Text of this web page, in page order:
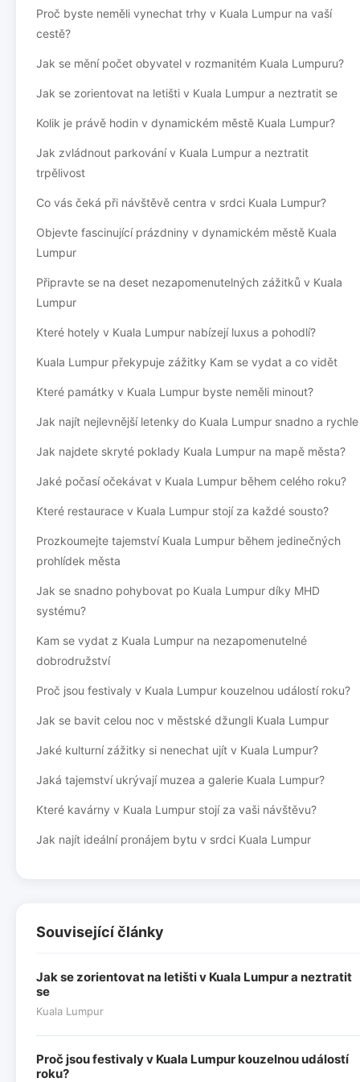
Proč byste neměli vynechat trhy v Kuala Lumpur na vaší
cestě?
Jak se mění počet obyvatel v rozmanitém Kuala Lumpuru?
Jak se zorientovat na letišti v Kuala Lumpur a neztratit se
Kolik je právě hodin v dynamickém městě Kuala Lumpur?
Jak zvládnout parkování v Kuala Lumpur a neztratit
trpělivost
Co vás čeká při návštěvě centra v srdci Kuala Lumpur?
Objevte fascinující prázdniny v dynamickém městě Kuala
Lumpur
Připravte se na deset nezapomenutelných zážitků v Kuala
Lumpur
Které hotely v Kuala Lumpur nabízejí luxus a pohodlí?
Kuala Lumpur překypuje zážitky Kam se vydat a co vidět
Které památky v Kuala Lumpur byste neměli minout?
Jak najít nejlevnější letenky do Kuala Lumpur snadno a rychle
Jak najdete skryté poklady Kuala Lumpur na mapě města?
Jaké počasí očekávat v Kuala Lumpur během celého roku?
Které restaurace v Kuala Lumpur stojí za každé sousto?
Prozkoumejte tajemství Kuala Lumpur během jedinečných
prohlídek města
Jak se snadno pohybovat po Kuala Lumpur díky MHD
systému?
Kam se vydat z Kuala Lumpur na nezapomenutelné
dobrodružství
Proč jsou festivaly v Kuala Lumpur kouzelnou událostí roku?
Jak se bavit celou noc v městské džungli Kuala Lumpur
Jaké kulturní zážitky si nenechat ujít v Kuala Lumpur?
Jaká tajemství ukrývají muzea a galerie Kuala Lumpur?
Které kavárny v Kuala Lumpur stojí za vaši návštěvu?
Jak najít ideální pronájem bytu v srdci Kuala Lumpur
Související články
Jak se zorientovat na letišti v Kuala Lumpur a neztratit
se
Kuala Lumpur
Proč jsou festivaly v Kuala Lumpur kouzelnou událostí
roku?